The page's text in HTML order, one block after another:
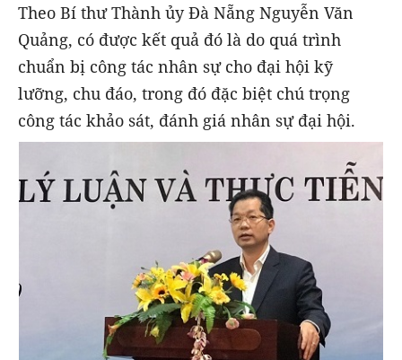
Theo Bí thư Thành ủy Đà Nẵng Nguyễn Văn
Quảng, có được kết quả đó là do quá trình
chuẩn bị công tác nhân sự cho đại hội kỹ
lưỡng, chu đáo, trong đó đặc biệt chú trọng
công tác khảo sát, đánh giá nhân sự đại hội.